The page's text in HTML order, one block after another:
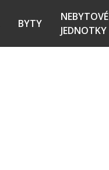
BYTY
NEBYTOVÉ
JEDNOTKY